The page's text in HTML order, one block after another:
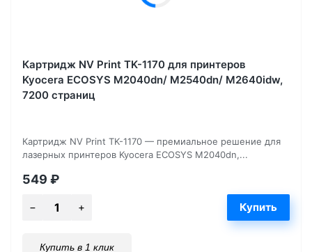
Картридж NV Print TK-1170 для принтеров
Kyocera ECOSYS M2040dn/ M2540dn/ M2640idw,
7200 страниц
Картридж NV Print TK-1170 — премиальное решение для
лазерных принтеров Kyocera ECOSYS M2040dn,...
549 ₽
Купить в 1 клик